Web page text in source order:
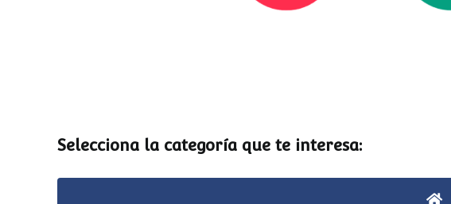
Selecciona la categoría que te interesa: